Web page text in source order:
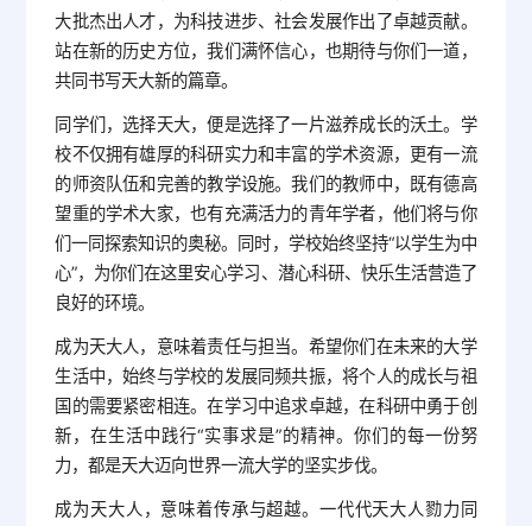
大批杰出人才，为科技进步、社会发展作出了卓越贡献。
站在新的历史方位，我们满怀信心，也期待与你们一道，
共同书写天大新的篇章。
同学们，选择天大，便是选择了一片滋养成长的沃土。学
校不仅拥有雄厚的科研实力和丰富的学术资源，更有一流
的师资队伍和完善的教学设施。我们的教师中，既有德高
望重的学术大家，也有充满活力的青年学者，他们将与你
们一同探索知识的奥秘。同时，学校始终坚持“以学生为中
心”，为你们在这里安心学习、潜心科研、快乐生活营造了
良好的环境。
成为天大人，意味着责任与担当。希望你们在未来的大学
生活中，始终与学校的发展同频共振，将个人的成长与祖
国的需要紧密相连。在学习中追求卓越，在科研中勇于创
新，在生活中践行“实事求是”的精神。你们的每一份努
力，都是天大迈向世界一流大学的坚实步伐。
成为天大人，意味着传承与超越。一代代天大人勠力同